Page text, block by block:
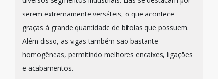
serem extremamente versáteis, o que acontece
graças à grande quantidade de bitolas que possuem.
Além disso, as vigas também são bastante
homogêneas, permitindo melhores encaixes, ligações
e acabamentos.